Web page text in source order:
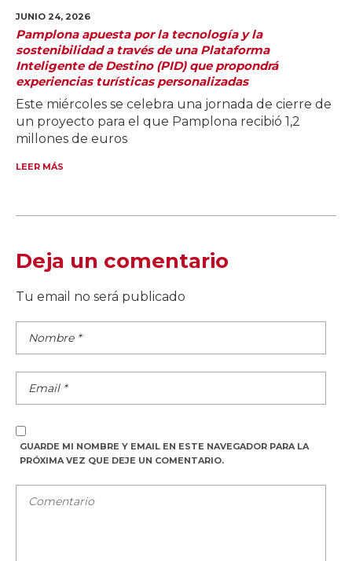
JUNIO 24, 2026
Pamplona apuesta por la tecnología y la
sostenibilidad a través de una Plataforma
Inteligente de Destino (PID) que propondrá
experiencias turísticas personalizadas
Este miércoles se celebra una jornada de cierre de
un proyecto para el que Pamplona recibió 1,2
millones de euros
LEER MÁS
Deja un comentario
Tu email no será publicado
GUARDE MI NOMBRE Y EMAIL EN ESTE NAVEGADOR PARA LA
PRÓXIMA VEZ QUE DEJE UN COMENTARIO.